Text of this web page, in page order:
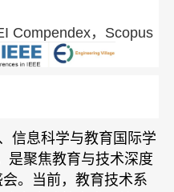
Compendex，Scopus
信息科学与教育国际学
是聚焦教育与技术深度
。当前，教育技术系